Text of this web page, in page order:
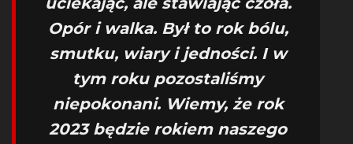
Opór i walka. Był to rok bólu,
smutku, wiary i jedności. I w
tym roku pozostaliśmy
niepokonani. Wiemy, że rok
2023 będzie rokiem naszego